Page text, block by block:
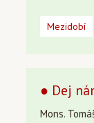
Mezidobí
● Dej
Mons.